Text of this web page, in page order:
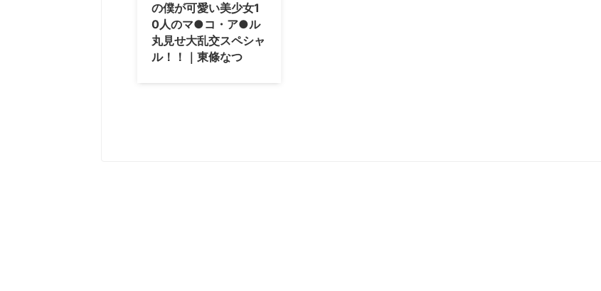
の僕が可愛い美少女1
0人のマ●コ・ア●ル
丸見せ大乱交スペシャ
ル！！｜東條なつ